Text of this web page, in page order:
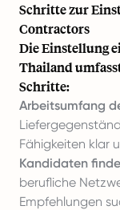
Schritte zur
Contractors
Die Einstellung
Thailand
Schritte:
Arbeitsumfang
Fähigkeiten klar
Kandidaten
berufliche
Empfehlungen